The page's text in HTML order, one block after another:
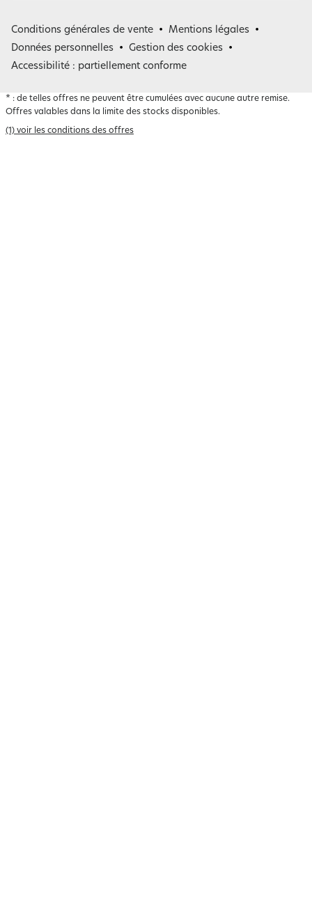
Belgique
Conditions générales de vente
Mentions légales
Données personnelles
Gestion des cookies
Accessibilité : partiellement conforme
* : de telles offres ne peuvent être cumulées avec aucune autre remise.
Offres valables dans la limite des stocks disponibles.
(1) voir les conditions des offres